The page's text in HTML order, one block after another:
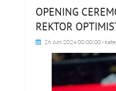
OPENING
REKTOR
26 Juni 2024 00:00:00-